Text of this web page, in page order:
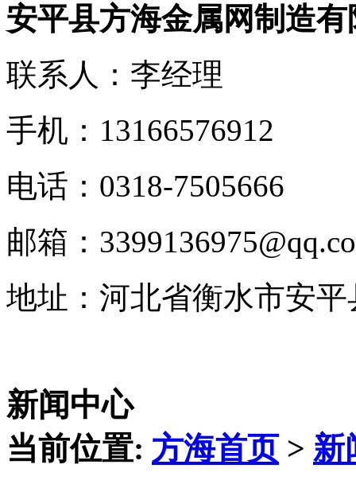
安平县方海金属网制造有
联系人：李经理
手机：13166576912
电话：0318-7505666
邮箱：
地址：河北省衡水市安
新闻中心
当前位置: 方海首页> 新